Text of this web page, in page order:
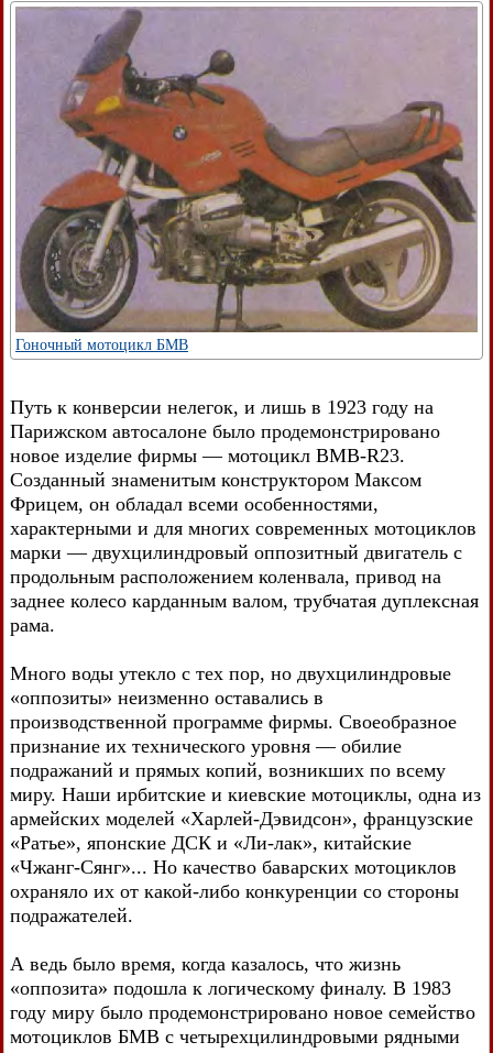
Гоночный мотоцикл БМВ
Путь к конверсии нелегок, и лишь в 1923 году на
Парижском автосалоне было продемонстрировано
новое изделие фирмы — мотоцикл BMB-R23.
Созданный знаменитым конструктором Максом
Фрицем, он обладал всеми особенностями,
характерными и для многих современных мотоциклов
марки — двухцилиндровый оппозитный двигатель с
продольным расположением коленвала, привод на
заднее колесо карданным валом, трубчатая дуплексная
рама.
Много воды утекло с тех пор, но двухцилиндровые
«оппозиты» неизменно оставались в
производственной программе фирмы. Своеобразное
признание их технического уровня — обилие
подражаний и прямых копий, возникших по всему
миру. Наши ирбитские и киевские мотоциклы, одна из
армейских моделей «Харлей-Дэвидсон», французские
«Ратье», японские ДСК и «Ли-лак», китайские
«Чжанг-Сянг»... Но качество баварских мотоциклов
охраняло их от какой-либо конкуренции со стороны
подражателей.
А ведь было время, когда казалось, что жизнь
«оппозита» подошла к логическому финалу. В 1983
году миру было продемонстрировано новое семейство
мотоциклов БМВ с четырехцилиндровыми рядными